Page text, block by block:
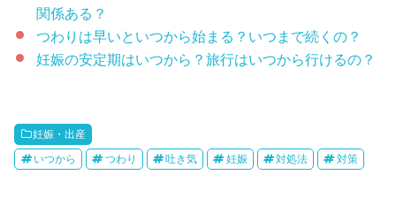
関係ある？
つわりは早いといつから始まる？いつまで続くの？
妊娠の安定期はいつから？旅行はいつから行けるの？
妊娠・出産
いつから つわり 吐き気 妊娠 対処法 対策